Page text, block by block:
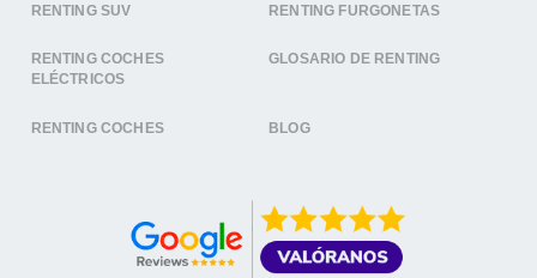
RENTING SUV RENTING FURGONETAS
RENTING COCHES
ELÉCTRICOS
GLOSARIO DE RENTING
RENTING COCHES BLOG